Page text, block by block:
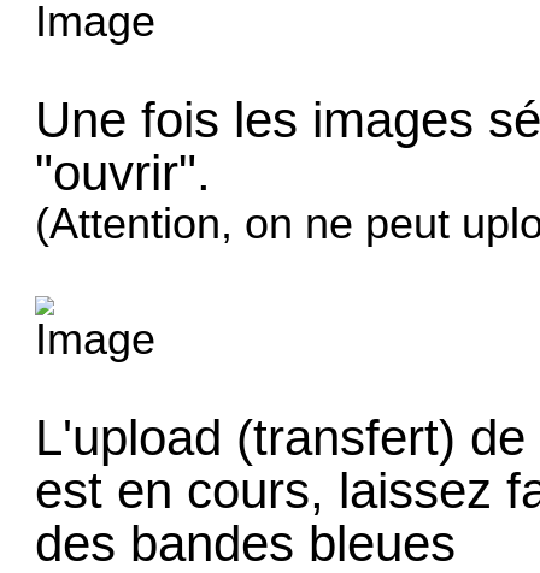
Une fois les images
"ouvrir".
(Attention, on ne peut
L'upload (transfert)
est en cours, laissez
des bandes bleues